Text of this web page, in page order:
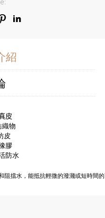
紹
皮
織物
皮
膠
防水
阻擋水，能抵抗輕微的潑濺或短時間